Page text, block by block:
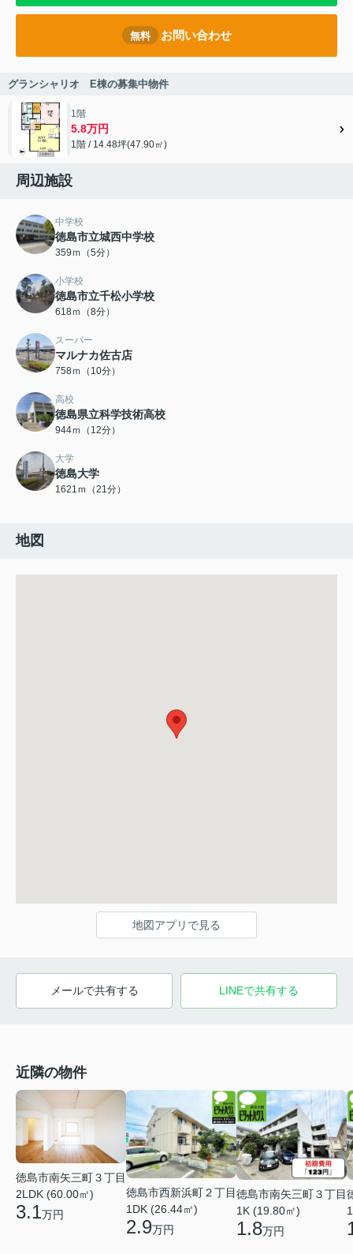
無料 お問い合わせ
グランシャリオ E棟の募集中物件
1階
5.8万円
1階 / 14.48坪(47.90㎡)
周辺施設
中学校
徳島市立城西中学校
359ｍ（5分）
小学校
徳島市立千松小学校
618ｍ（8分）
スーパー
マルナカ佐古店
758ｍ（10分）
高校
徳島県立科学技術高校
944ｍ（12分）
大学
徳島大学
1621ｍ（21分）
地図
地図アプリで見る
メールで共有する LINEで共有する
近隣の物件
徳島市南矢三町３丁目
2LDK (60.00㎡)
3.1万円
徳島市西新浜町２丁目
1DK (26.44㎡)
2.9万円
徳島市南矢三町３丁目
1K (19.80㎡)
1.8万円